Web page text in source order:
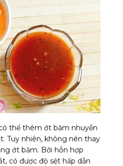
thể thêm ớt băm nhuyễn
Tuy nhiên, không nên thay
ớt băm. Bởi hỗn hợp
có được độ sệt hấp dẫn